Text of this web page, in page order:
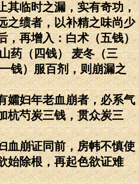
其临时之漏，实有奇功，
之绩者，以补精之味尚少
，再增入：白术（五钱）
药（四钱） 麦冬（三
钱）服百剂，则崩漏之
妇年老血崩者，必系气
杭芍炭三钱，贯众炭三
崩证同前，房帏不慎使
始除根，再起色欲证难